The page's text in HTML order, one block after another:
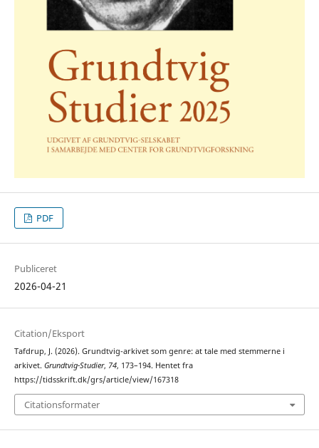
PDF
Publiceret
2026-04-21
Citation/Eksport
Tafdrup, J. (2026). Grundtvig-arkivet som genre: at tale med stemmerne i
arkivet. Grundtvig-Studier, 74, 173–194. Hentet fra
https://tidsskrift.dk/grs/article/view/167318
Citationsformater